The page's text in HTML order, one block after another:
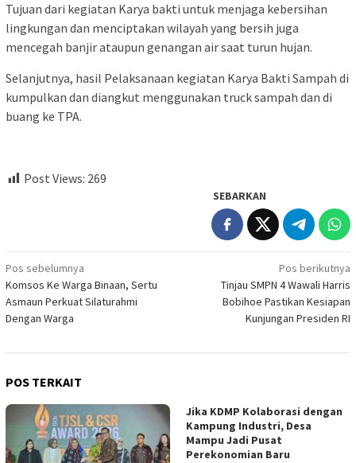
Tujuan dari kegiatan Karya bakti untuk menjaga kebersihan
lingkungan dan menciptakan wilayah yang bersih juga
mencegah banjir ataupun genangan air saat turun hujan.
Selanjutnya, hasil Pelaksanaan kegiatan Karya Bakti Sampah di
kumpulkan dan diangkut menggunakan truck sampah dan di
buang ke TPA.
Post Views: 269
SEBARKAN
Navigasi
pos
Pos sebelumnya
Komsos Ke Warga Binaan, Sertu
Asmaun Perkuat Silaturahmi
Dengan Warga
Pos berikutnya
Tinjau SMPN 4 Wawali Harris
Bobihoe Pastikan Kesiapan
Kunjungan Presiden RI
POS TERKAIT
Jika KDMP Kolaborasi dengan
Kampung Industri, Desa
Mampu Jadi Pusat
Perekonomian Baru